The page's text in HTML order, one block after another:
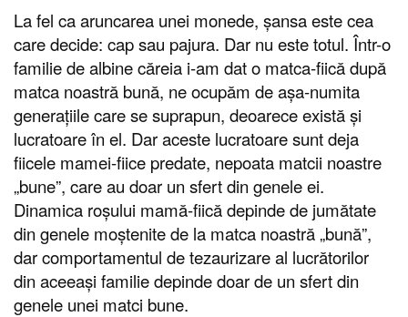
La fel ca aruncarea unei monede, șansa este cea
care decide: cap sau pajura. Dar nu este totul. Într-o
familie de albine căreia i-am dat o matca-fiică după
matca noastră bună, ne ocupăm de așa-numita
generațiile care se suprapun, deoarece există și
lucratoare în el. Dar aceste lucratoare sunt deja
fiicele mamei-fiice predate, nepoata matcii noastre
„bune”, care au doar un sfert din genele ei.
Dinamica roșului mamă-fiică depinde de jumătate
din genele moștenite de la matca noastră „bună”,
dar comportamentul de tezaurizare al lucrătorilor
din aceeași familie depinde doar de un sfert din
genele unei matci bune.